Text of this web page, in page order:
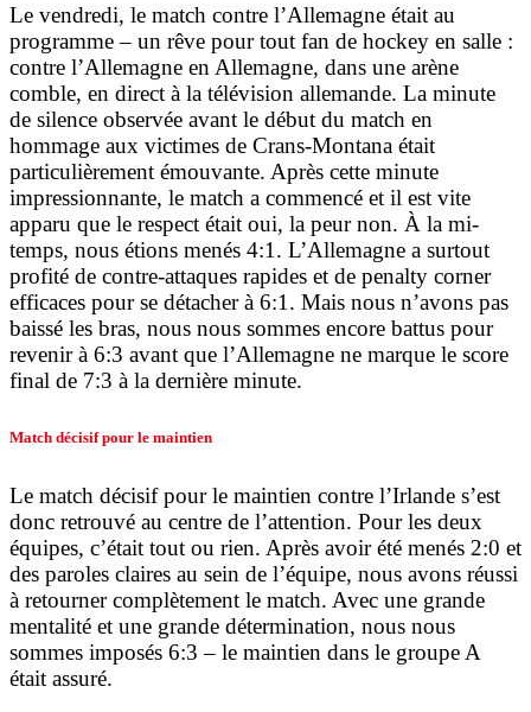
Le vendredi, le match contre l’Allemagne était au
programme – un rêve pour tout fan de hockey en salle :
contre l’Allemagne en Allemagne, dans une arène
comble, en direct à la télévision allemande. La minute
de silence observée avant le début du match en
hommage aux victimes de Crans-Montana était
particulièrement émouvante. Après cette minute
impressionnante, le match a commencé et il est vite
apparu que le respect était oui, la peur non. À la mi-
temps, nous étions menés 4:1. L’Allemagne a surtout
profité de contre-attaques rapides et de penalty corner
efficaces pour se détacher à 6:1. Mais nous n’avons pas
baissé les bras, nous nous sommes encore battus pour
revenir à 6:3 avant que l’Allemagne ne marque le score
final de 7:3 à la dernière minute.
Match décisif pour le maintien
Le match décisif pour le maintien contre l’Irlande s’est
donc retrouvé au centre de l’attention. Pour les deux
équipes, c’était tout ou rien. Après avoir été menés 2:0 et
des paroles claires au sein de l’équipe, nous avons réussi
à retourner complètement le match. Avec une grande
mentalité et une grande détermination, nous nous
sommes imposés 6:3 – le maintien dans le groupe A
était assuré.